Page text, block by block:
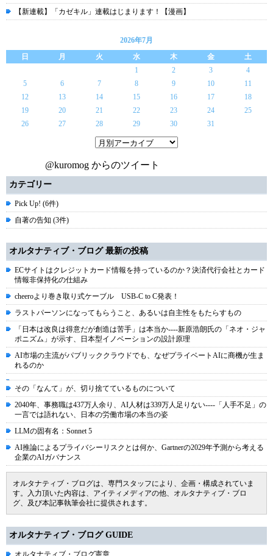
【新連載】「カゼキル」連載はじまります！【漫画】
2026年7月
日
月 火 水 木 金
土
1
2 3
4
5
6 7 8 9 10
11
12
13 14 15 16 17
18
19
20 21 22 23 24
25
26
27 28 29 30 31
@kuromog からのツイート
カテゴリー
Pick Up! (6件)
自著の告知 (3件)
オルタナティブ・ブログ 最新の投稿
ECサイトはクレジットカード情報を持っているのか？決済代行会社とカード
情報非保持化の仕組み
cheeroより巻き取り式ケーブル USB-C to C発表！
ラストパーソンになってもらうこと、あるいは自主性をもたらすもの
「日本は改良は得意だが創造は苦手」は本当か----新原浩朗氏の「ネオ・ジャ
ポニズム」が示す、日本型イノベーションの設計原理
AI市場の主流がパブリッククラウドでも、なぜプライベートAIに商機が生ま
れるのか
その「なんて」が、切り捨てているものについて
2040年、事務職は437万人余り、AI人材は339万人足りない----「人手不足」の
一言では語れない、日本の労働市場の本当の姿
LLMの固有名：Sonnet 5
AI推論によるプライバシーリスクとは何か、Gartnerの2029年予測から考える
企業のAIガバナンス
オルタナティブ・ブログは、専門スタッフにより、企画・構成されていま
す。入力頂いた内容は、アイティメディアの他、オルタナティブ・ブロ
グ、及び本記事執筆会社に提供されます。
オルタナティブ・ブログ GUIDE
オルタナティブ・ブログ憲章